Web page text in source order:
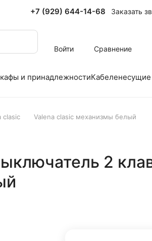
+7 (929) 644-14-68 Заказать
Войти Сравнение
и принадлежности
clasic
Valena clasic механизмы белый
2